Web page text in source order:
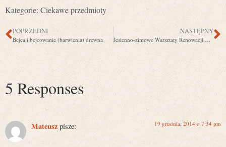
Kategorie: Ciekawe przedmioty
POPRZEDNI
Bejca i bejcowanie (barwienia) drewna
NASTĘPNY
Jesienno-zimowe Warsztaty Renowacji Mebli
5 Responses
Mateusz pisze: 19 grudnia, 2014 o 7:34 pm